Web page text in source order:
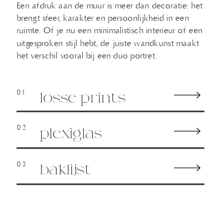
baklijst
03
plexiglas
02
losse prints
01
Een afdruk aan de muur is meer dan decoratie: het
brengt sfeer, karakter en persoonlijkheid in een
ruimte. Of je nu een minimalistisch interieur of een
uitgesproken stijl hebt, de juiste wandkunst maakt
het verschil vooral bij een duo portret.